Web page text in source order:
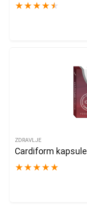
★ ★ ★ ★ ★
ZDRAVLJE
Cardiform kapsule
★ ★ ★ ★ ★